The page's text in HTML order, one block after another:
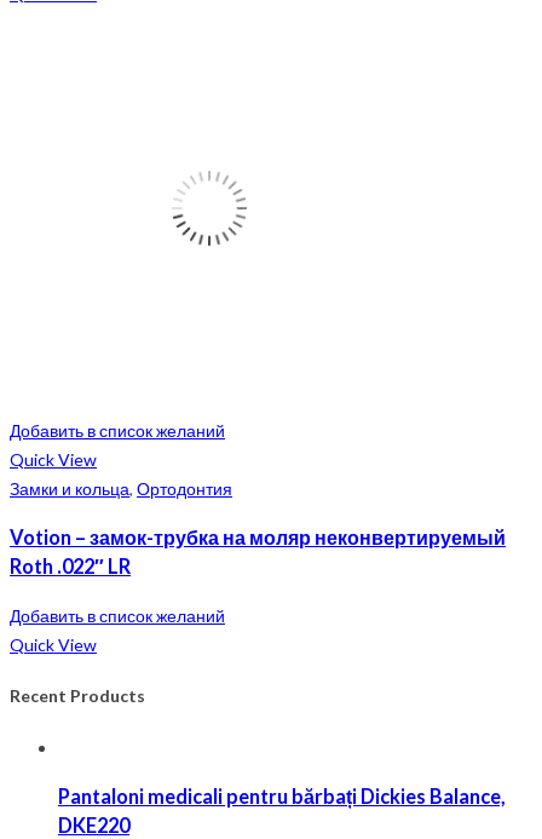
Добавить в список желаний
Quick View
Замки и кольца, Ортодонтия
Votion – замок-трубка на моляр неконвертируемый
Roth .022″ LR
Добавить в список желаний
Quick View
Recent Products
Pantaloni medicali pentru bărbați Dickies Balance,
DKE220